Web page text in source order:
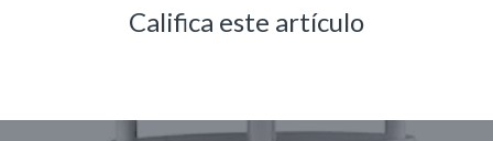
Califica este artículo